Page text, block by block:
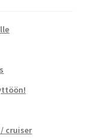
cruiser